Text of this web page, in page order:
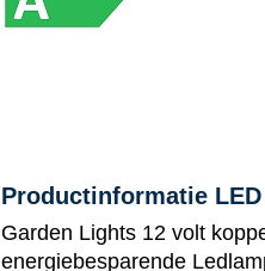
Productinformatie
Garden Lights 12 volt
energiebesparende